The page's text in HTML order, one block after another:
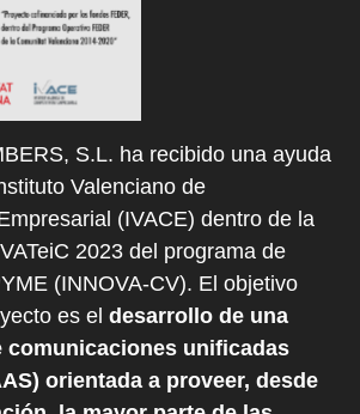
S.L. ha recibido una ayuda
Valenciano de
(IVACE) dentro de la
2023 del programa de
(INNOVA-CV). El objetivo
es el desarrollo de una
comunicaciones unificadas
orientada a proveer, desde